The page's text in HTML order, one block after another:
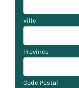
Ville
Province
Code Postal